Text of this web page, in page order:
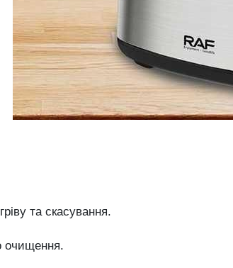
та скасування.
очищення.